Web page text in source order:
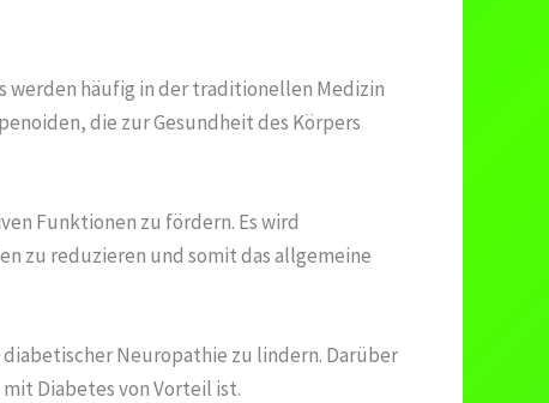
werden häufig in der traditionellen Medizin
die zur Gesundheit des Körpers
Funktionen zu fördern. Es wird
zu reduzieren und somit das allgemeine
Neuropathie zu lindern. Darüber
Diabetes von Vorteil ist.